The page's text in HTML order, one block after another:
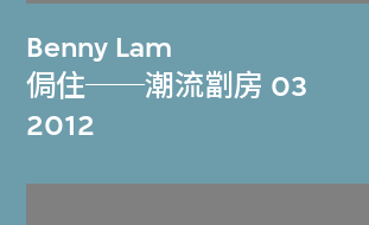
Benny Lam
侷住──潮流劏房 03
2012